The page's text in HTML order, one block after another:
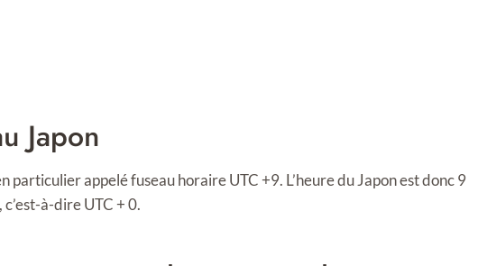
Japon
particulier appelé fuseau horaire UTC +9. L’heure du Japon est donc 9
à-dire UTC + 0.